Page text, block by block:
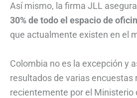
Así mismo, la firma JLL
30% de todo el espacio de
que actualmente existen en el
Colombia no es la excepción y
resultados de varias encuestas
recientemente por el Ministerio